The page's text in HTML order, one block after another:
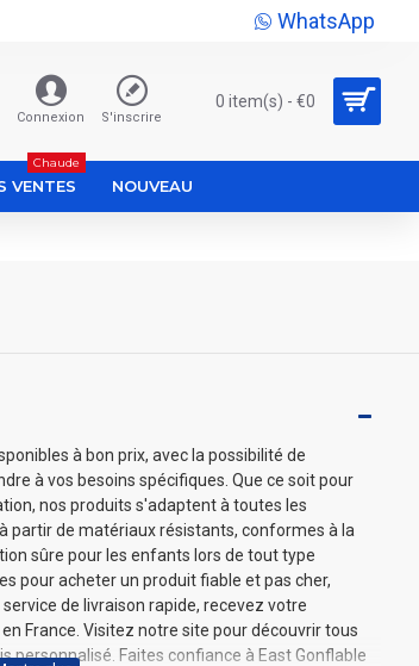
WhatsApp
Connexion S'inscrire
0 item(s) - €0
VENTES
Chaude
NOUVEAU
à bon prix, avec la possibilité de
à vos besoins spécifiques. Que ce soit pour
nos produits s'adaptent à toutes les
partir de matériaux résistants, conformes à la
sûre pour les enfants lors de tout type
pour acheter un produit fiable et pas cher,
de livraison rapide, recevez votre
France. Visitez notre site pour découvrir tous
personnalisé. Faites confiance à East Gonflable